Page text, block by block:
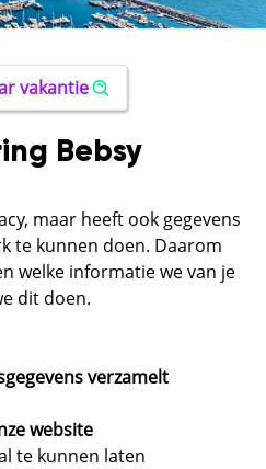
vakantie
Bebsy
maar heeft ook gegevens
te kunnen doen. Daarom
welke informatie we van je
dit doen.
verzamelt
website
te kunnen laten